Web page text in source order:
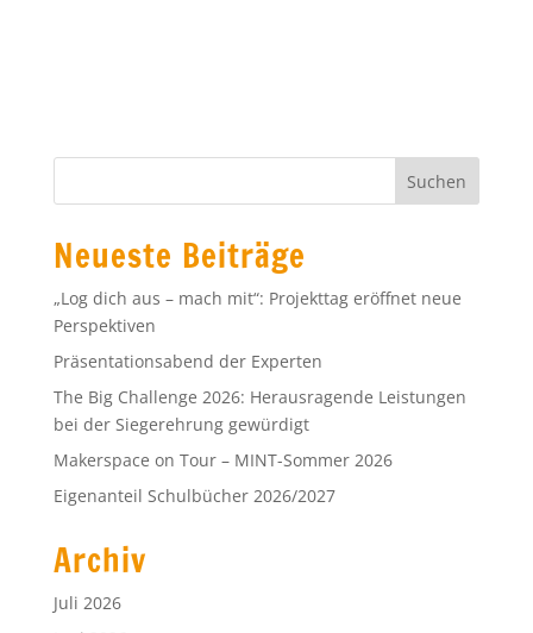
Neueste Beiträge
„Log dich aus – mach mit“: Projekttag eröffnet neue
Perspektiven
Präsentationsabend der Experten
The Big Challenge 2026: Herausragende Leistungen
bei der Siegerehrung gewürdigt
Makerspace on Tour – MINT-Sommer 2026
Eigenanteil Schulbücher 2026/2027
Archiv
Juli 2026